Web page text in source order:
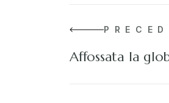
Affossata la